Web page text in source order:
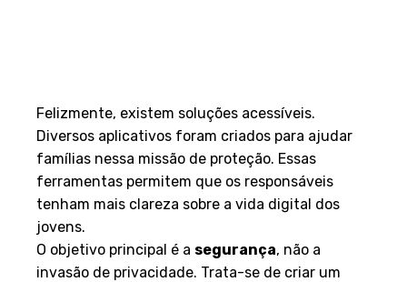
Felizmente, existem soluções acessíveis.
Diversos aplicativos foram criados para ajudar
famílias nessa missão de proteção. Essas
ferramentas permitem que os responsáveis
tenham mais clareza sobre a vida digital dos
jovens.
O objetivo principal é a segurança, não a
invasão de privacidade. Trata-se de criar um